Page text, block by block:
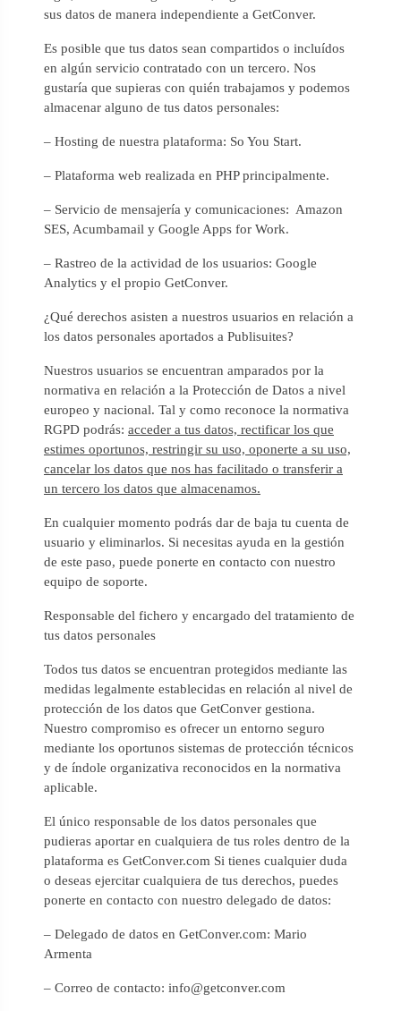
sus datos de manera independiente a GetConver.
Es posible que tus datos sean compartidos o incluídos
en algún servicio contratado con un tercero. Nos
gustaría que supieras con quién trabajamos y podemos
almacenar alguno de tus datos personales:
– Hosting de nuestra plataforma: So You Start.
– Plataforma web realizada en PHP principalmente.
– Servicio de mensajería y comunicaciones: Amazon
SES, Acumbamail y Google Apps for Work.
– Rastreo de la actividad de los usuarios: Google
Analytics y el propio GetConver.
¿Qué derechos asisten a nuestros usuarios en relación a
los datos personales aportados a Publisuites?
Nuestros usuarios se encuentran amparados por la
normativa en relación a la Protección de Datos a nivel
europeo y nacional. Tal y como reconoce la normativa
RGPD podrás: acceder a tus datos, rectificar los que
estimes oportunos, restringir su uso, oponerte a su uso,
cancelar los datos que nos has facilitado o transferir a
un tercero los datos que almacenamos.
En cualquier momento podrás dar de baja tu cuenta de
usuario y eliminarlos. Si necesitas ayuda en la gestión
de este paso, puede ponerte en contacto con nuestro
equipo de soporte.
Responsable del fichero y encargado del tratamiento de
tus datos personales
Todos tus datos se encuentran protegidos mediante las
medidas legalmente establecidas en relación al nivel de
protección de los datos que GetConver gestiona.
Nuestro compromiso es ofrecer un entorno seguro
mediante los oportunos sistemas de protección técnicos
y de índole organizativa reconocidos en la normativa
aplicable.
El único responsable de los datos personales que
pudieras aportar en cualquiera de tus roles dentro de la
plataforma es GetConver.com Si tienes cualquier duda
o deseas ejercitar cualquiera de tus derechos, puedes
ponerte en contacto con nuestro delegado de datos:
– Delegado de datos en GetConver.com: Mario
Armenta
– Correo de contacto: info@getconver.com